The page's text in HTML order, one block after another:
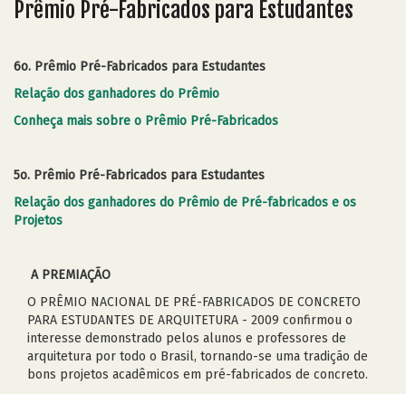
Prêmio Pré-Fabricados para Estudantes
6o. Prêmio Pré-Fabricados para Estudantes
Relação dos ganhadores do Prêmio
Conheça mais sobre o Prêmio Pré-Fabricados
5o. Prêmio Pré-Fabricados para Estudantes
Relação dos ganhadores do Prêmio de Pré-fabricados e os
Projetos
A PREMIAÇÃO
O PRÊMIO NACIONAL DE PRÉ-FABRICADOS DE CONCRETO
PARA ESTUDANTES DE ARQUITETURA - 2009 confirmou o
interesse demonstrado pelos alunos e professores de
arquitetura por todo o Brasil, tornando-se uma tradição de
bons projetos acadêmicos em pré-fabricados de concreto.